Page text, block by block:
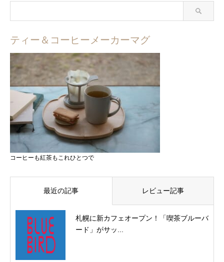
ティー＆コーヒーメーカーマグ
コーヒーも紅茶もこれひとつで
最近の記事 レビュー記事
札幌に新カフェオープン！「喫茶ブルーバ
ード」がサッ...